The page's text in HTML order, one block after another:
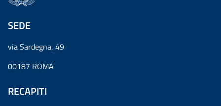
SEDE
via Sardegna, 49
00187 ROMA
RECAPITI